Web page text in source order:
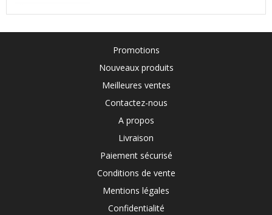
Promotions
Nouveaux produits
Meilleures ventes
Contactez-nous
A propos
Livraison
Paiement sécurisé
Conditions de vente
Mentions légales
Confidentialité